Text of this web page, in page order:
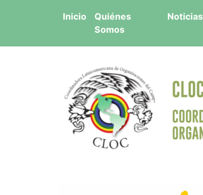
Inicio
Quiénes
Somos
Noticias